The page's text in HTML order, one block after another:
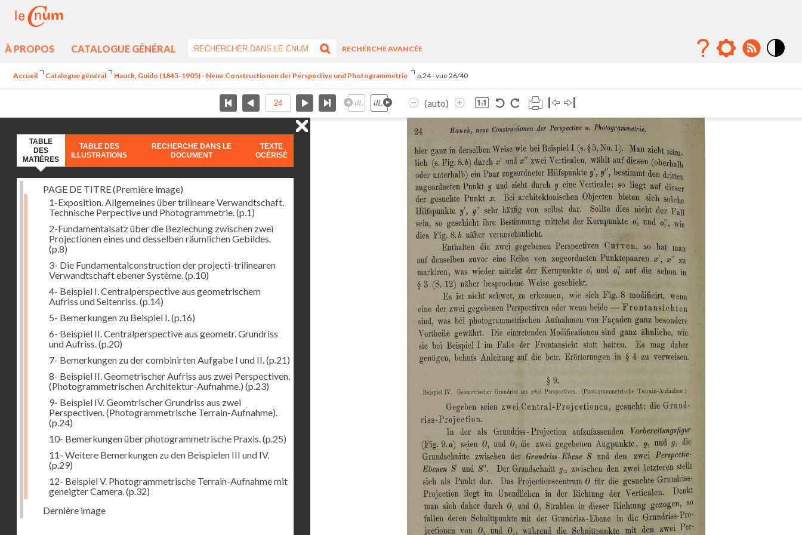
À PROPOS CATALOGUE GÉNÉRAL
RECHERCHE AVANCÉE
Accueil Catalogue général Hauck, Guido (1845-1905) - Neue Constructionen der Perspective und Photogrammetrie p.24 - vue 26/40
(auto)
TABLE
DES
MATIÈRES
TABLE DES
ILLUSTRATIONS
RECHERCHE DANS LE
DOCUMENT
TEXTE
OCÉRISÉ
PAGE DE TITRE (Première image)
1-Exposition. Allgemeines über trilineare Verwandtschaft.
Technische Perpective und Photogrammetrie.(p.1)
2-Fundamentalsatz über die Beziechung zwischen zwei
Projectionen eines und desselben räumlichen Gebildes.
(p.8)
3- Die Fundamentalconstruction der projecti-trilinearen
Verwandtschaft ebener Système.(p.10)
4- Beispiel I. Centralperspective aus geometrischem
Aufriss und Seitenriss.(p.14)
5- Bemerkungen zu Beispiel I.(p.16)
6- Beispiel II. Centralperspective aus geometr. Grundriss
und Aufriss.(p.20)
7- Bemerkungen zu der combinirten Aufgabe I und II.(p.21)
8- Beispiel II. Geometrischer Aufriss aus zwei Perspectiven.
(Photogrammetrischen Architektur-Aufnahme.) (p.23)
9- Beispiel IV. Geomtrischer Grundriss aus zwei
Perspectiven. (Photogrammetrische Terrain-Aufnahme).
(p.24)
10- Bemerkungen über photogrammetrische Praxis.(p.25)
11- Weitere Bemerkungen zu den Beispielen III und IV.
(p.29)
12- Beispiel V. Photogrammetrische Terrain-Aufnahme mit
geneigter Camera.(p.32)
Dernière image